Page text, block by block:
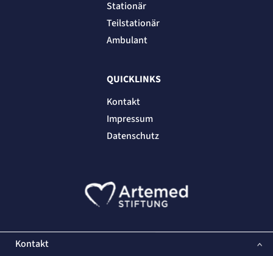
Kontakt
Stationär
Teilstationär
Ambulant
QUICKLINKS
Kontakt
Impressum
Datenschutz